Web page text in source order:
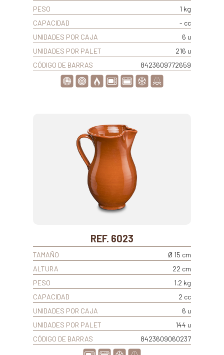
PESO
1 kg
CAPACIDAD
- cc
UNIDADES POR CAJA
6 u
UNIDADES POR PALET
216 u
CÓDIGO DE BARRAS
8423609772659
REF. 6023
TAMAÑO
Ø 15 cm
ALTURA
22 cm
PESO
1.2 kg
CAPACIDAD
2 cc
UNIDADES POR CAJA
6 u
UNIDADES POR PALET
144 u
CÓDIGO DE BARRAS
8423609060237